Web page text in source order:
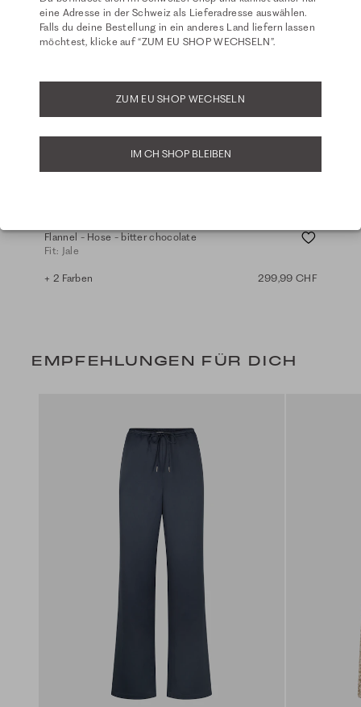
Flannel - Hose - bitter chocolate
Fit: Jale
+ 2 Farben 299,99 CHF
EMPFEHLUNGEN FÜR DICH
eine Adresse in der Schweiz als Lieferadresse auswählen.
Falls du deine Bestellung in ein anderes Land liefern lassen
möchtest, klicke auf “ZUM EU SHOP WECHSELN”.
ZUM EU SHOP WECHSELN
IM CH SHOP BLEIBEN